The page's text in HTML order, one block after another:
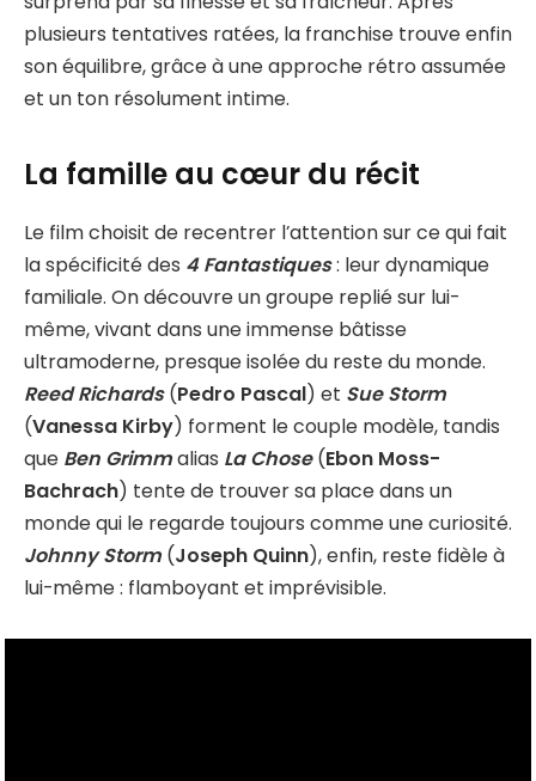
plusieurs tentatives ratées, la franchise trouve enfin
son équilibre, grâce à une approche rétro assumée
et un ton résolument intime.
La famille au cœur du récit
Le film choisit de recentrer l’attention sur ce qui fait
la spécificité des 4 Fantastiques: leur dynamique
familiale. On découvre un groupe replié sur lui-
même, vivant dans une immense bâtisse
ultramoderne, presque isolée du reste du monde.
Reed Richards(Pedro Pascal) et Sue Storm
(Vanessa Kirby) forment le couple modèle, tandis
que Ben Grimmalias La Chose(Ebon Moss-
Bachrach) tente de trouver sa place dans un
monde qui le regarde toujours comme une curiosité.
Johnny Storm (Joseph Quinn), enfin, reste fidèle à
lui-même : flamboyant et imprévisible.